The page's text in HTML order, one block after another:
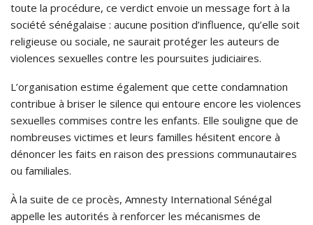
toute la procédure, ce verdict envoie un message fort à la
société sénégalaise : aucune position d’influence, qu’elle soit
religieuse ou sociale, ne saurait protéger les auteurs de
violences sexuelles contre les poursuites judiciaires.
L’organisation estime également que cette condamnation
contribue à briser le silence qui entoure encore les violences
sexuelles commises contre les enfants. Elle souligne que de
nombreuses victimes et leurs familles hésitent encore à
dénoncer les faits en raison des pressions communautaires
ou familiales.
À la suite de ce procès, Amnesty International Sénégal
appelle les autorités à renforcer les mécanismes de